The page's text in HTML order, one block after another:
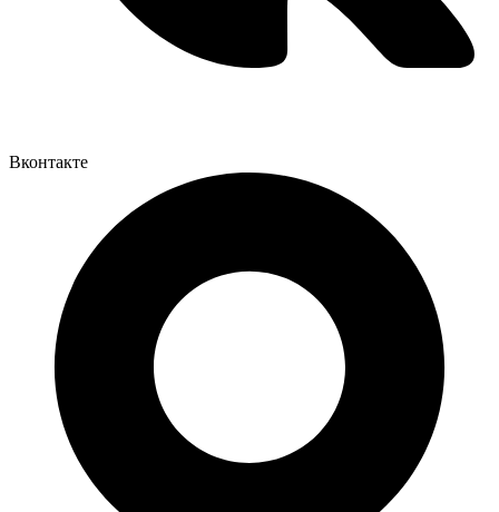
Вконтакте